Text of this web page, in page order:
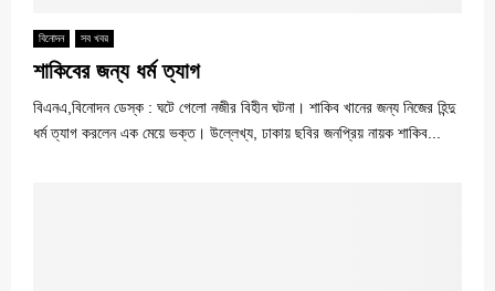
বিনোদন সব খবর
শাকিবের জন্য ধর্ম ত্যাগ
বিএনএ,বিনোদন ডেস্ক : ঘটে গেলো নজীর বিহীন ঘটনা। শাকিব খানের জন্য নিজের হিন্দু
ধর্ম ত্যাগ করলেন এক মেয়ে ভক্ত। উল্লেখ্য, ঢাকায় ছবির জনপ্রিয় নায়ক শাকিব...